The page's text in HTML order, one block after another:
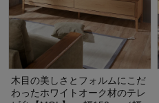
木目の美しさとフォルムにこだ
わったホワイトオーク材のテレ